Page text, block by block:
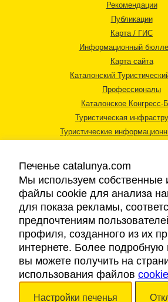
Рекомендации
Публикации
Карта / ГИС
Информационный
Карта сайта
Каталонский
Профессионалы
Каталонское Конгресс-
Туристическая
Туристические
Правовая
Cookies
Доступность
Авторские права © 2026. Каталонский
Печенье catalunya.com
Мы используем собственные
файлы cookie для анализа
для показа рекламы,
предпочтениям
профиля, созданного из их
интернете. Более
вы можете получить на
использования файлов cookie
Настройки печенья